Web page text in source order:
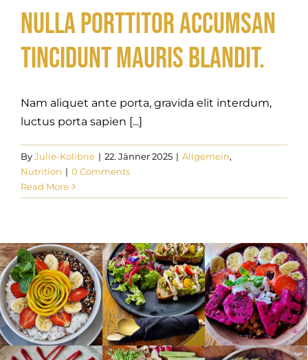
Nulla porttitor accumsan
tincidunt mauris blandit.
Nam aliquet ante porta, gravida elit interdum,
luctus porta sapien [...]
ByJulie-Kolibrie | 22. Jänner 2025 | Allgemein,
Nutrition | 0 Comments
Read More